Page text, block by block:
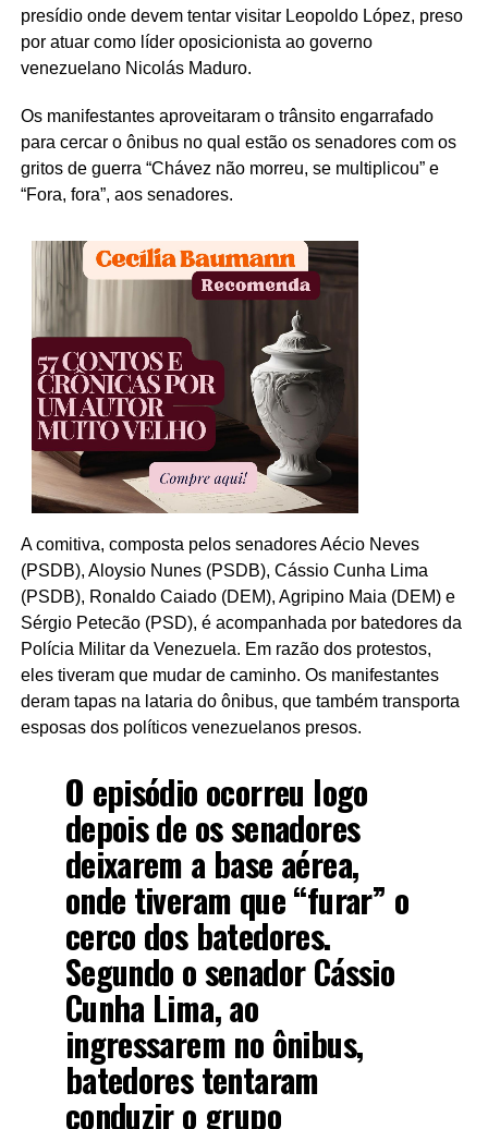
presídio onde devem tentar visitar Leopoldo López, preso
por atuar como líder oposicionista ao governo
venezuelano Nicolás Maduro.
Os manifestantes aproveitaram o trânsito engarrafado
para cercar o ônibus no qual estão os senadores com os
gritos de guerra “Chávez não morreu, se multiplicou” e
“Fora, fora”, aos senadores.
A comitiva, composta pelos senadores Aécio Neves
(PSDB), Aloysio Nunes (PSDB), Cássio Cunha Lima
(PSDB), Ronaldo Caiado (DEM), Agripino Maia (DEM) e
Sérgio Petecão (PSD), é acompanhada por batedores da
Polícia Militar da Venezuela. Em razão dos protestos,
eles tiveram que mudar de caminho. Os manifestantes
deram tapas na lataria do ônibus, que também transporta
esposas dos políticos venezuelanos presos.
O episódio ocorreu logo
depois de os senadores
deixarem a base aérea,
onde tiveram que “furar” o
cerco dos batedores.
Segundo o senador Cássio
Cunha Lima, ao
ingressarem no ônibus,
batedores tentaram
conduzir o grupo